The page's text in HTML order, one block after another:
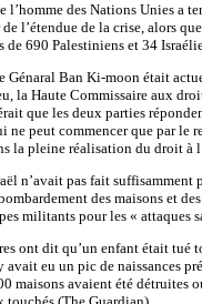
l’homme des Nations Unies a
l’étendue de la crise, alors
de 690 Palestiniens et 34
Génaral Ban Ki-moon était
la Haute Commissaire aux
que les deux parties
ne peut commencer que par le
la pleine réalisation du droit à
n’avait pas fait
des maisons et
militants pour les « attaques
ont dit qu’un enfant était tué
avait eu un pic de naissances
maisons avaient été détruites